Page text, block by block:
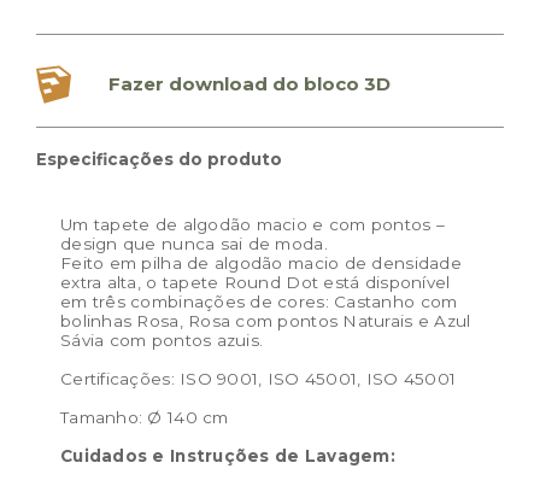
Fazer download do bloco 3D
Especificações do produto
Um tapete de algodão macio e com pontos –
design que nunca sai de moda.
Feito em pilha de algodão macio de densidade
extra alta, o tapete Round Dot está disponível
em três combinações de cores: Castanho com
bolinhas Rosa, Rosa com pontos Naturais e Azul
Sávia com pontos azuis.
Certificações: ISO 9001, ISO 45001, ISO 45001
Tamanho: Ø 140 cm
Cuidados e Instruções de Lavagem: